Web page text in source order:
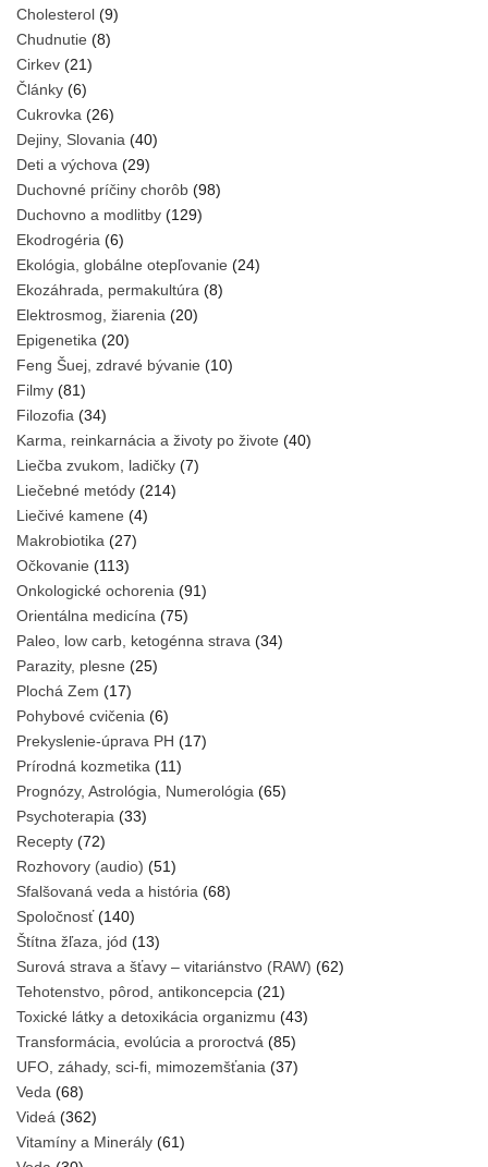
Cholesterol (9)
Chudnutie (8)
Cirkev (21)
Články (6)
Cukrovka (26)
Dejiny, Slovania (40)
Deti a výchova (29)
Duchovné príčiny chorôb (98)
Duchovno a modlitby (129)
Ekodrogéria (6)
Ekológia, globálne otepľovanie (24)
Ekozáhrada, permakultúra (8)
Elektrosmog, žiarenia (20)
Epigenetika (20)
Feng Šuej, zdravé bývanie (10)
Filmy (81)
Filozofia (34)
Karma, reinkarnácia a životy po živote (40)
Liečba zvukom, ladičky (7)
Liečebné metódy (214)
Liečivé kamene (4)
Makrobiotika (27)
Očkovanie (113)
Onkologické ochorenia (91)
Orientálna medicína (75)
Paleo, low carb, ketogénna strava (34)
Parazity, plesne (25)
Plochá Zem (17)
Pohybové cvičenia (6)
Prekyslenie-úprava PH (17)
Prírodná kozmetika (11)
Prognózy, Astrológia, Numerológia (65)
Psychoterapia (33)
Recepty (72)
Rozhovory (audio) (51)
Sfalšovaná veda a história (68)
Spoločnosť(140)
Štítna žľaza, jód (13)
Surová strava a šťavy – vitariánstvo (RAW) (62)
Tehotenstvo, pôrod, antikoncepcia (21)
Toxické látky a detoxikácia organizmu (43)
Transformácia, evolúcia a proroctvá (85)
UFO, záhady, sci-fi, mimozemšťania (37)
Veda (68)
Videá (362)
Vitamíny a Minerály (61)